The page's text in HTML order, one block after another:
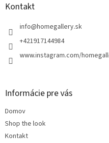
Kontakt
info@homegallery.sk
+421917144984
www.instagram.com/
Informácie pre vás
Domov
Shop the look
Kontakt